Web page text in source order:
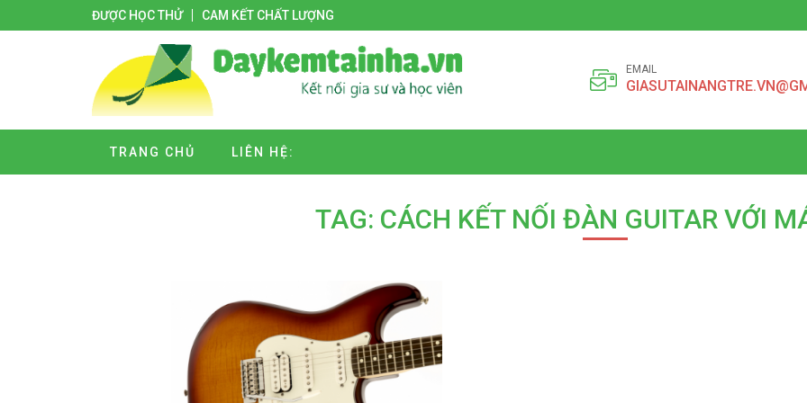
ĐƯỢC HỌC THỬ CAM KẾT CHẤT LƯỢNG
EMAIL
TRANG CHỦ LIÊN HỆ:
TAG: CÁCH KẾT NỐI ĐÀN GUITAR VỚI